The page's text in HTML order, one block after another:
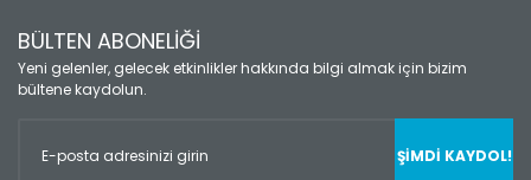
BÜLTEN ABONELİĞİ
Yeni gelenler, gelecek etkinlikler hakkında bilgi almak için bizim
bültene kaydolun.
ŞİMDİ KAYDOL!